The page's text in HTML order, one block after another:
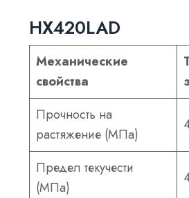
HX420LAD
Механические
свойства
Прочность на
растяжение (МПа)
Предел текучести
(МПа)